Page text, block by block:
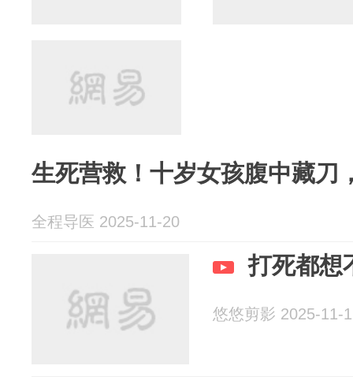
生死营救！十岁女孩腹中藏刀
全程导医 2025-11-20
打死都想
悠悠剪影 2025-11-